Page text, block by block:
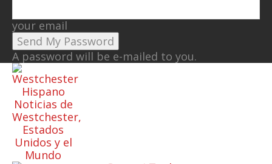
your email
A password will be e-mailed to you.
Noticias de
Westchester,
Estados
Unidos y el
Mundo